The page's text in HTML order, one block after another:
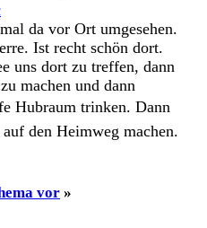
da vor Ort umgesehen.
Ist recht schön dort.
uns dort zu treffen, dann
machen und dann
Hubraum trinken. Dann
den Heimweg machen.
vor »